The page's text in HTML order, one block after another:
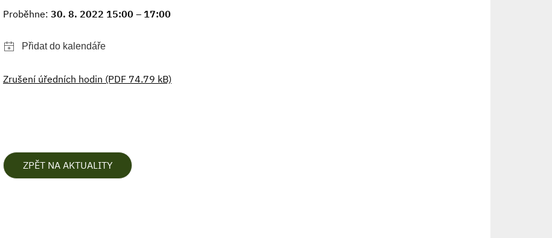
Proběhne: 30. 8. 2022 15:00 – 17:00
Zrušení úředních hodin (PDF 74.79 kB)
ZPĚT NA AKTUALITY